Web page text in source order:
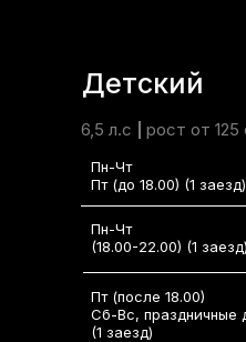
Детский
6,5 л.с рост от 125
Пн-Чт
Пт (до 18.00) (1 заезд)
Пт (после 18.00)
Сб-Вс, праздничные
(1 заезд)
Пн-Чт
(18.00-22.00) (1 заезд)